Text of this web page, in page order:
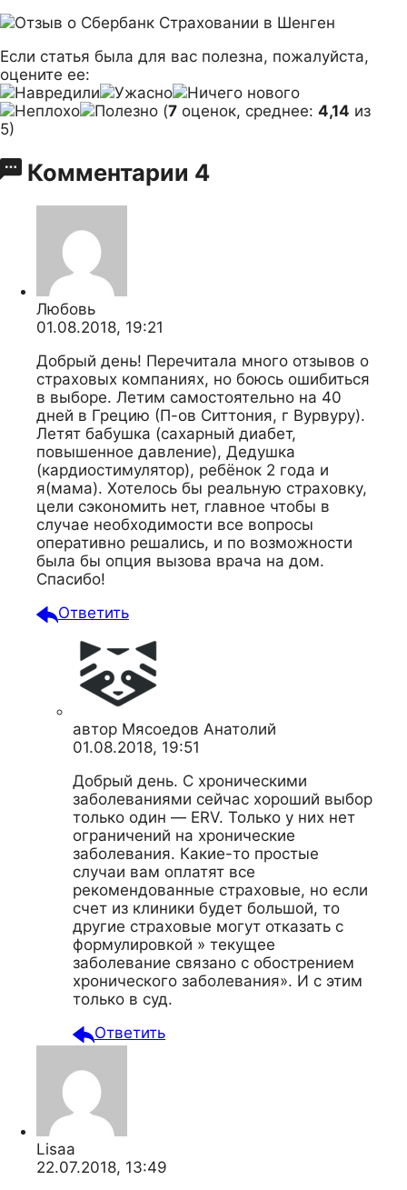
Если статья была для вас полезна, пожалуйста,
оцените ее:
(7 оценок, среднее: 4,14 из
5)
Комментарии 4
Любовь
01.08.2018, 19:21
Добрый день! Перечитала много отзывов о
страховых компаниях, но боюсь ошибиться
в выборе. Летим самостоятельно на 40
дней в Грецию (П-ов Ситтония, г Вурвуру).
Летят бабушка (сахарный диабет,
повышенное давление), Дедушка
(кардиостимулятор), ребёнок 2 года и
я(мама). Хотелось бы реальную страховку,
цели сэкономить нет, главное чтобы в
случае необходимости все вопросы
оперативно решались, и по возможности
была бы опция вызова врача на дом.
Спасибо!
Ответить
автор Мясоедов Анатолий
01.08.2018, 19:51
Добрый день. С хроническими
заболеваниями сейчас хороший выбор
только один — ERV. Только у них нет
ограничений на хронические
заболевания. Какие-то простые
случаи вам оплатят все
рекомендованные страховые, но если
счет из клиники будет большой, то
другие страховые могут отказать с
формулировкой » текущее
заболевание связано с обострением
хронического заболевания». И с этим
только в суд.
Ответить
Lisaa
22.07.2018, 13:49